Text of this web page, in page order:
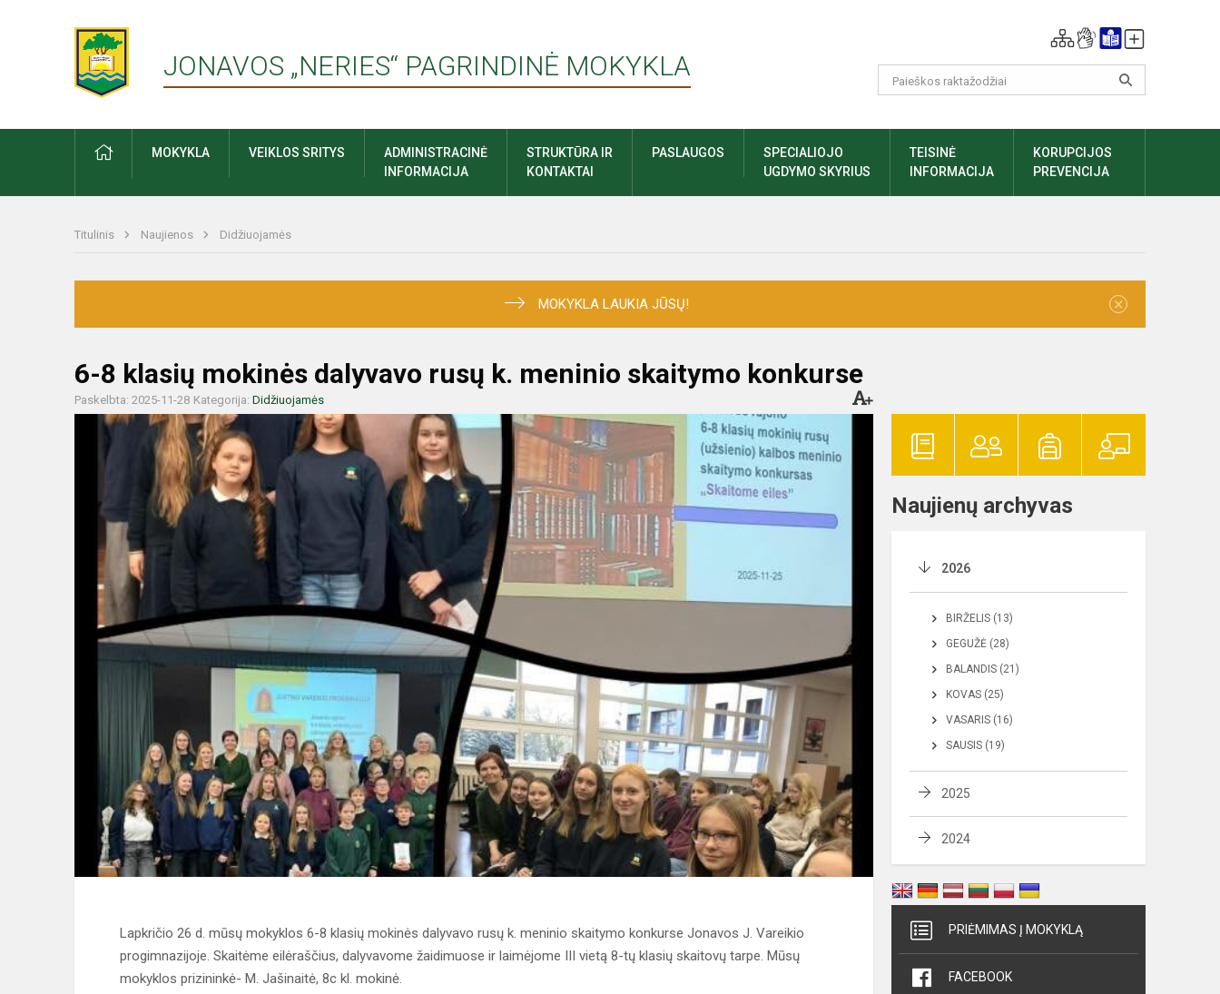
JONAVOS „NERIES“ PAGRINDINĖ MOKYKLA
PRADŽIAMOKYKLA VEIKLOS SRITYS
ADMINISTRACINĖ
INFORMACIJA
STRUKTŪRA IR
KONTAKTAI
PASLAUGOS
SPECIALIOJO
UGDYMO SKYRIUS
TEISINĖ
INFORMACIJA
KORUPCIJOS
PREVENCIJA
Titulinis Naujienos Didžiuojamės
MOKYKLA LAUKIA JŪSŲ! ×
6-8 klasių mokinės dalyvavo rusų k. meninio skaitymo konkurse
Paskelbta: 2025-11-28 Kategorija: Didžiuojamės
Lapkričio 26 d. mūsų mokyklos 6-8 klasių mokinės dalyvavo rusų k. meninio skaitymo konkurse Jonavos J. Vareikio
progimnazijoje. Skaitėme eilėraščius, dalyvavome žaidimuose ir laimėjome III vietą 8-tų klasių skaitovų tarpe. Mūsų
mokyklos prizininkė- M. Jašinaitė, 8c kl. mokinė.
Naujienų archyvas
2026
BIRŽELIS (13)
GEGUŽĖ (28)
BALANDIS (21)
KOVAS (25)
VASARIS (16)
SAUSIS (19)
2025
2024
PRIĖMIMAS Į MOKYKLĄ
FACEBOOK